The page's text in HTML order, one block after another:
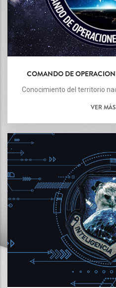
COMANDO DE
Conocimiento del territorio
VER MÁS